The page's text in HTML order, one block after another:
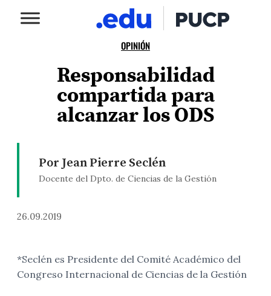
OPINIÓN
Responsabilidad
compartida para
alcanzar los ODS
Por Jean Pierre Seclén
Docente del Dpto. de Ciencias de la Gestión
26.09.2019
*Seclén es Presidente del Comité Académico del
Congreso Internacional de Ciencias de la Gestión